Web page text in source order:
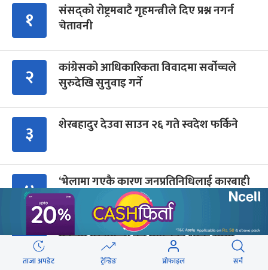
१
संसद्को रोष्ट्रमबाटै गृहमन्त्रीले दिए प्रश्न नगर्न
चेतावनी
२
कांग्रेसको आधिकारिकता विवादमा सर्वोच्चले
सुरुदेखि सुनुवाइ गर्ने
३ शेरबहादुर देउवा साउन २६ गते स्वदेश फर्किने
४
‘भेलामा गएकै कारण जनप्रतिनिधिलाई कारबाही
हुँदैन’
५
एकवर्षे मुख्यमन्त्री बन्न एमालेको शक्ति संघर्ष
ताजा अपडेट ट्रेन्डिङ प्रोफाइल सर्च